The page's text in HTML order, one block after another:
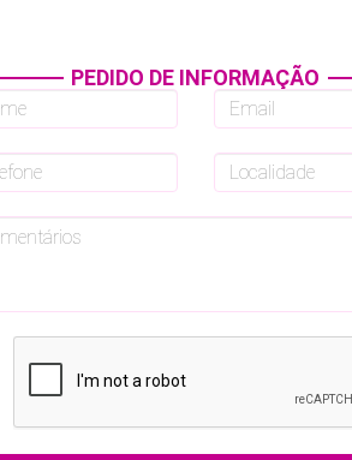
PEDIDO DE INFORMAÇÃO